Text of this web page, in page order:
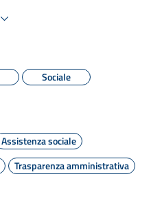
Sociale
Assistenza sociale
Trasparenza amministrativa